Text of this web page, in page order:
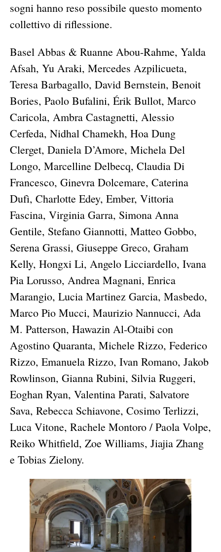
sogni hanno reso possibile questo momento
collettivo di riflessione.
Basel Abbas & Ruanne Abou-Rahme, Yalda
Afsah, Yu Araki, Mercedes Azpilicueta,
Teresa Barbagallo, David Bernstein, Benoit
Bories, Paolo Bufalini, Érik Bullot, Marco
Caricola, Ambra Castagnetti, Alessio
Cerfeda, Nidhal Chamekh, Hoa Dung
Clerget, Daniela D’Amore, Michela Del
Longo, Marcelline Delbecq, Claudia Di
Francesco, Ginevra Dolcemare, Caterina
Dufì, Charlotte Edey, Ember, Vittoria
Fascina, Virginia Garra, Simona Anna
Gentile, Stefano Giannotti, Matteo Gobbo,
Serena Grassi, Giuseppe Greco, Graham
Kelly, Hongxi Li, Angelo Licciardello, Ivana
Pia Lorusso, Andrea Magnani, Enrica
Marangio, Lucia Martinez Garcia, Masbedo,
Marco Pio Mucci, Maurizio Nannucci, Ada
M. Patterson, Hawazin Al-Otaibi con
Agostino Quaranta, Michele Rizzo, Federico
Rizzo, Emanuela Rizzo, Ivan Romano, Jakob
Rowlinson, Gianna Rubini, Silvia Ruggeri,
Eoghan Ryan, Valentina Parati, Salvatore
Sava, Rebecca Schiavone, Cosimo Terlizzi,
Luca Vitone, Rachele Montoro / Paola Volpe,
Reiko Whitfield, Zoe Williams, Jiajia Zhang
e Tobias Zielony.